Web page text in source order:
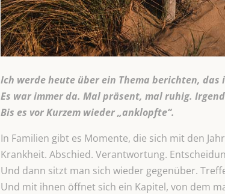
Ich werde heute über ein Thema berichten,
Es war immer da. Mal präsent, mal ruhig.
Bis es vor Kurzem wieder „anklopfte“.
In Familien gibt es Momente, die sich mit den
Krankheit. Abschied. Verantwortung.
Und dann sitzt man sich wieder gegenüber.
Und mit ihnen öffnet sich ein Kapitel, von dem